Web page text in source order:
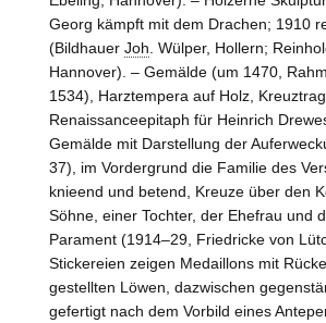
Georg kämpft mit dem Drachen; 1910
(Bildhauer Joh . Wülper, Hollern;
Hannover). – Gemälde (um 1470,
1534), Harztempera auf Holz,
Renaissanceepitaph für Heinrich
Gemälde mit Darstellung der
37), im Vordergrund die Familie des
knieend und betend, Kreuze über den
Söhne, einer Tochter, der Ehefrau und
Parament (1914–29, Friedricke von
Stickereien zeigen Medaillons mit
gestellten Löwen, dazwischen
gefertigt nach dem Vorbild eines